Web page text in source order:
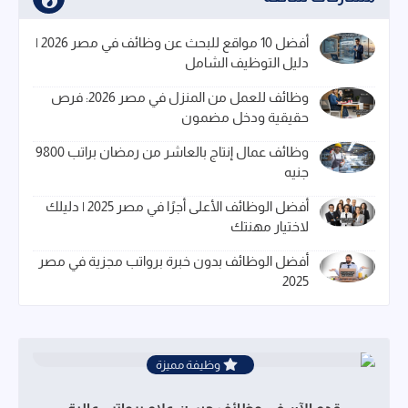
أفضل 10 مواقع للبحث عن وظائف في مصر 2026 |
دليل التوظيف الشامل
وظائف للعمل من المنزل في مصر 2026: فرص
حقيقية ودخل مضمون
وظائف عمال إنتاج بالعاشر من رمضان براتب 9800
جنيه
أفضل الوظائف الأعلى أجرًا في مصر 2025 | دليلك
لاختيار مهنتك
أفضل الوظائف بدون خبرة برواتب مجزية في مصر
2025
وظيفة مميزة